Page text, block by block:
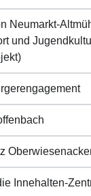
Neumarkt-
und
Innehalten-